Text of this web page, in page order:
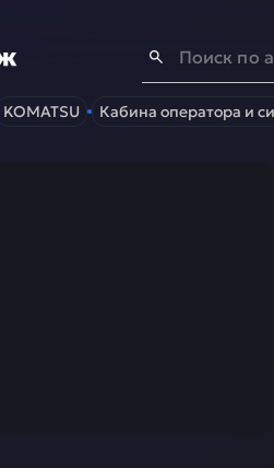
для спецтехники
KOMATSU Кабина оператора и